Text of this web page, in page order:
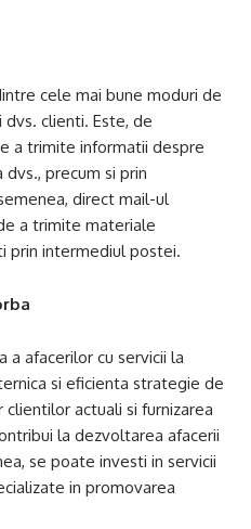
cele mai bune moduri de
clienti. Este, de
a trimite informatii despre
precum si prin
direct mail-ul
a trimite materiale
prin intermediul postei.
a afacerilor cu servicii la
si eficienta strategie de
actuali si furnizarea
la dezvoltarea afacerii
se poate investi in servicii
in promovarea